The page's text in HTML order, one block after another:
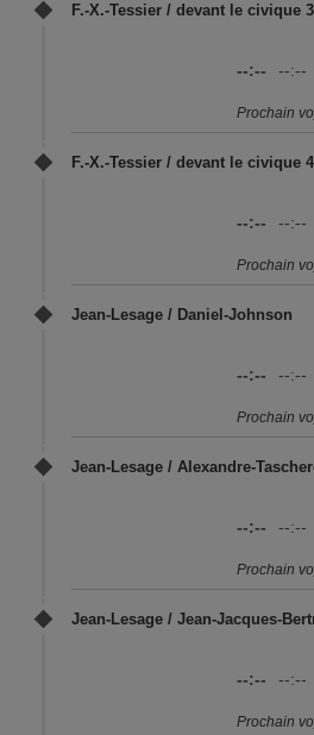
F.-X.-Tessier / devant le civique
--:-- --:--
Prochain
F.-X.-Tessier / devant le civique
--:-- --:--
Prochain
Jean-Lesage / Daniel-Johnson
--:-- --:--
Prochain
Jean-Lesage / Alexandre-
--:-- --:--
Prochain
Jean-Lesage / Jean-Jacques-
--:-- --:--
Prochain